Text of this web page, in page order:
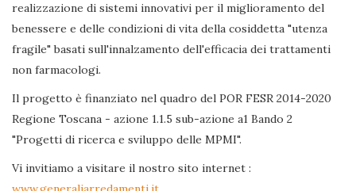
realizzazione di sistemi innovativi per il miglioramento del
benessere e delle condizioni di vita della cosiddetta "utenza
fragile" basati sull'innalzamento dell'efficacia dei trattamenti
non farmacologi.
Il progetto è finanziato nel quadro del POR FESR 2014-2020
Regione Toscana - azione 1.1.5 sub-azione a1 Bando 2
"Progetti di ricerca e sviluppo delle MPMI".
Vi invitiamo a visitare il nostro sito internet :